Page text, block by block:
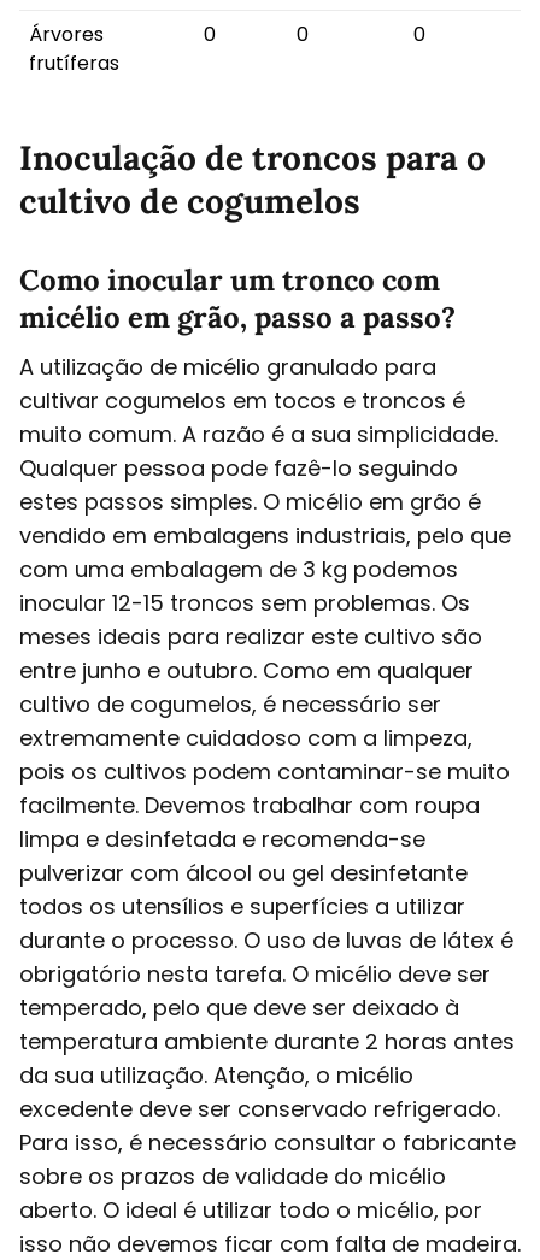
Árvores
frutíferas
0 0 0
Inoculação de troncos para o
cultivo de cogumelos
Como inocular um tronco com
micélio em grão, passo a passo?
A utilização de micélio granulado para
cultivar cogumelos em tocos e troncos é
muito comum. A razão é a sua simplicidade.
Qualquer pessoa pode fazê-lo seguindo
estes passos simples. O micélio em grão é
vendido em embalagens industriais, pelo que
com uma embalagem de 3 kg podemos
inocular 12-15 troncos sem problemas. Os
meses ideais para realizar este cultivo são
entre junho e outubro. Como em qualquer
cultivo de cogumelos, é necessário ser
extremamente cuidadoso com a limpeza,
pois os cultivos podem contaminar-se muito
facilmente. Devemos trabalhar com roupa
limpa e desinfetada e recomenda-se
pulverizar com álcool ou gel desinfetante
todos os utensílios e superfícies a utilizar
durante o processo. O uso de luvas de látex é
obrigatório nesta tarefa. O micélio deve ser
temperado, pelo que deve ser deixado à
temperatura ambiente durante 2 horas antes
da sua utilização. Atenção, o micélio
excedente deve ser conservado refrigerado.
Para isso, é necessário consultar o fabricante
sobre os prazos de validade do micélio
aberto. O ideal é utilizar todo o micélio, por
isso não devemos ficar com falta de madeira.